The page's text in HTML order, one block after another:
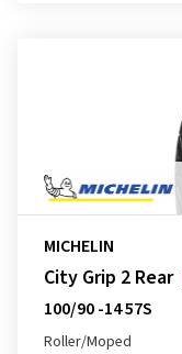
MICHELIN
City Grip 2 Rear
100/90 -14 57S
Roller/Moped